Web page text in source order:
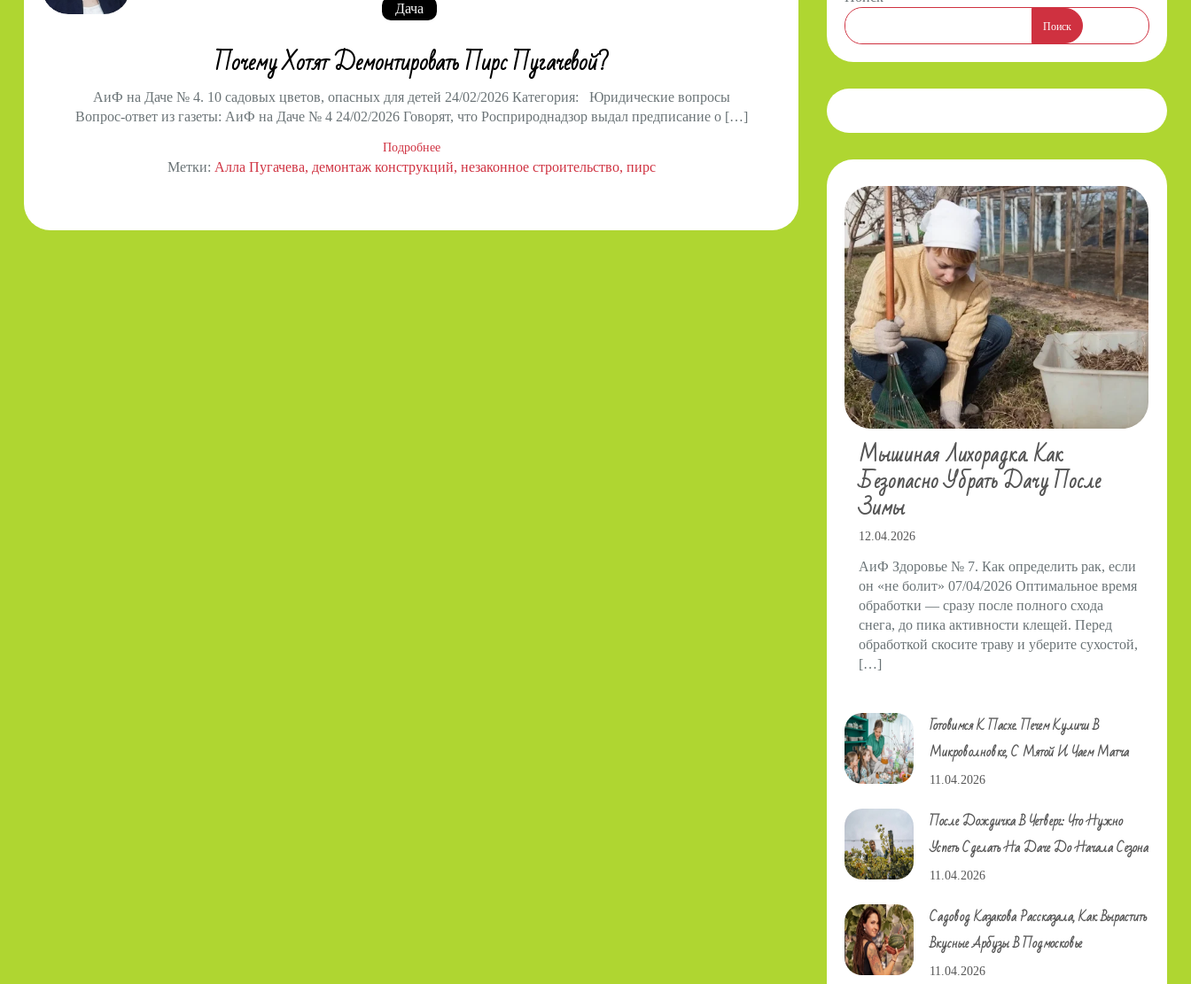
Дача
Почему Хотят Демонтировать Пирс Пугачевой?
АиФ на Даче № 4. 10 садовых цветов, опасных для детей 24/02/2026 Категория: Юридические вопросы
Вопрос-ответ из газеты: АиФ на Даче № 4 24/02/2026 Говорят, что Росприроднадзор выдал предписание о […]
Подробнее
Метки: Алла Пугачева демонтаж конструкций незаконное строительство пирс
Поиск
Мышиная Лихорадка. Как
Безопасно Убрать Дачу После
Зимы
12.04.2026
АиФ Здоровье № 7. Как определить рак, если
он «не болит» 07/04/2026 Оптимальное время
обработки — сразу после полного схода
снега, до пика активности клещей. Перед
обработкой скосите траву и уберите сухостой,
[…]
Готовимся К Пасхе. Печем Куличи В
Микроволновке, С Мятой И Чаем Матча
11.04.2026
После Дождичка В Четверг: Что Нужно
Успеть Сделать На Даче До Начала Сезона
11.04.2026
Садовод Казакова Рассказала, Как Вырастить
Вкусные Арбузы В Подмосковье
11.04.2026